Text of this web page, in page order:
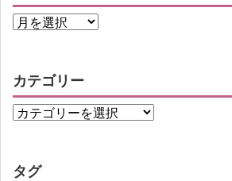
カテゴリー
タグ